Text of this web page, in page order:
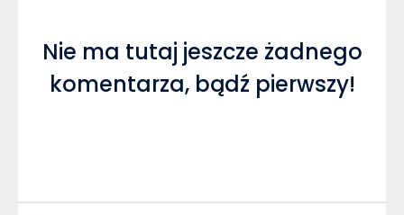
Nie ma tutaj jeszcze żadnego
komentarza, bądź pierwszy!